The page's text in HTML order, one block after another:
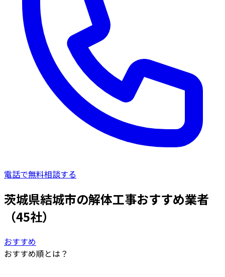
電話で無料相談する
茨城県結城市の解体工事おすすめ業者
（45社）
おすすめ
おすすめ順とは？